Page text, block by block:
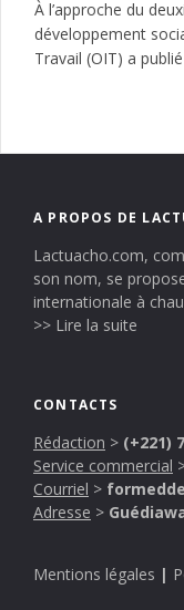
À l’approche du
développement
Travail (OIT) a
A PROPOS DE
Lactuacho.com,
son nom, se
internationale à
>> Lire la suite
CONTACTS
Rédaction > (+221)
Service commercial
Courriel >
Adresse >
Mentions légales |